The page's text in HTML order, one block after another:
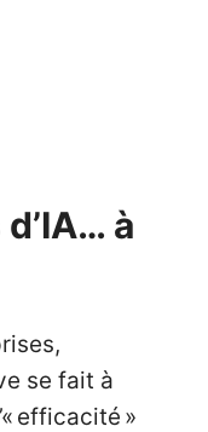
à
se fait à
efficacité »